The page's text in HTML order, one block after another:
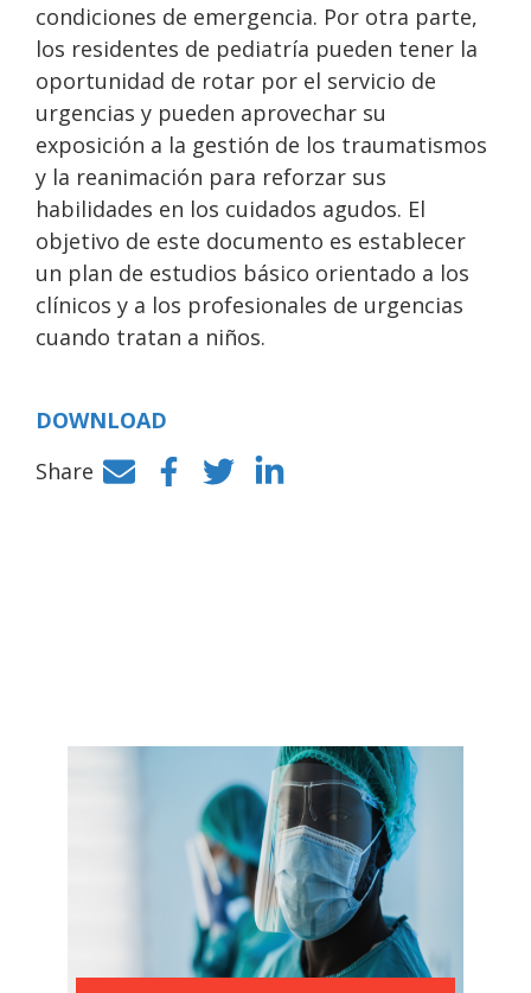
condiciones de emergencia. Por otra parte,
los residentes de pediatría pueden tener la
oportunidad de rotar por el servicio de
urgencias y pueden aprovechar su
exposición a la gestión de los traumatismos
y la reanimación para reforzar sus
habilidades en los cuidados agudos. El
objetivo de este documento es establecer
un plan de estudios básico orientado a los
clínicos y a los profesionales de urgencias
cuando tratan a niños.
DOWNLOAD
Share
Facebook
TwitterLinkedIn